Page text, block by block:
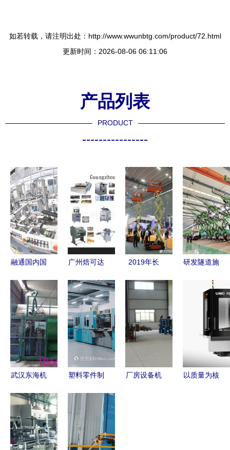
如若转载，请注明出处：http://www.wwunbtg.com/product/72.html
更新时间：2026-08-06 06:11:06
产品列表
PRODUCT
----------------
融通国内国
能制造产业
新链条
广州焙可达
专注打蛋机
研发，助力
烘焙产业高
效升级
2019年长
机械展览会
丨捷尔杰
关注技术研
发，满足市
场需求
研发隧道施
金海外市场
备研发的战
略与突破
武汉东海机
播技术与园
林机械的行
业创新者
塑料零件制
下的机械设
备研发之旅
厂房设备机
以质量为核